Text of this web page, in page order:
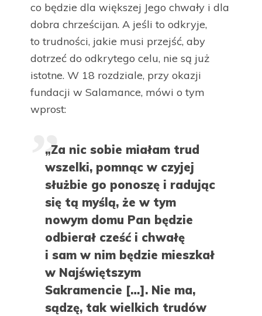
co będzie dla większej Jego chwały i dla
dobra chrześcijan. A jeśli to odkryje,
to trudności, jakie musi przejść, aby
dotrzeć do odkrytego celu, nie są już
istotne. W 18 rozdziale, przy okazji
fundacji w Salamance, mówi o tym
wprost:
„Za nic sobie miałam trud
wszelki, pomnąc w czyjej
służbie go ponoszę i radując
się tą myślą, że w tym
nowym domu Pan będzie
odbierał cześć i chwałę
i sam w nim będzie mieszkał
w Najświętszym
Sakramencie […]. Nie ma,
sądzę, tak wielkich trudów